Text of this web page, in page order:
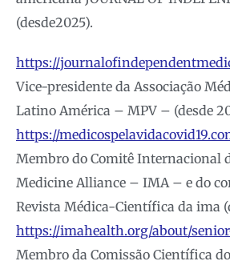
(desde2025).
https://
Vice-presidente da Associação
Latino América – MPV – (desde
https://
Membro do Comitê Internacional
Medicine Alliance – IMA – e do
Revista Médica-Científica da ima
https://imahealth.org/about/
Membro da Comissão Científica do